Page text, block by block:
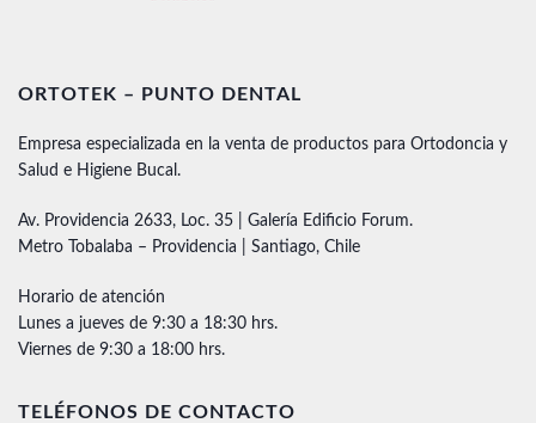
ORTOTEK – PUNTO DENTAL
Empresa especializada en la venta de productos para Ortodoncia y
Salud e Higiene Bucal.
Av. Providencia 2633, Loc. 35 | Galería Edificio Forum.
Metro Tobalaba – Providencia | Santiago, Chile
Horario de atención
Lunes a jueves de 9:30 a 18:30 hrs.
Viernes de 9:30 a 18:00 hrs.
TELÉFONOS DE CONTACTO